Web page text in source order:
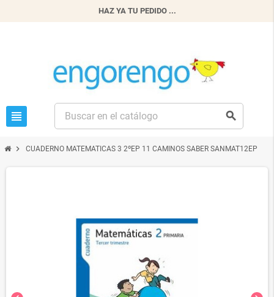
HAZ YA TU PEDIDO ...
view_headline search
chevron_right CUADERNO MATEMATICAS 3 2ºEP 11 CAMINOS SABER SANMAT12EP